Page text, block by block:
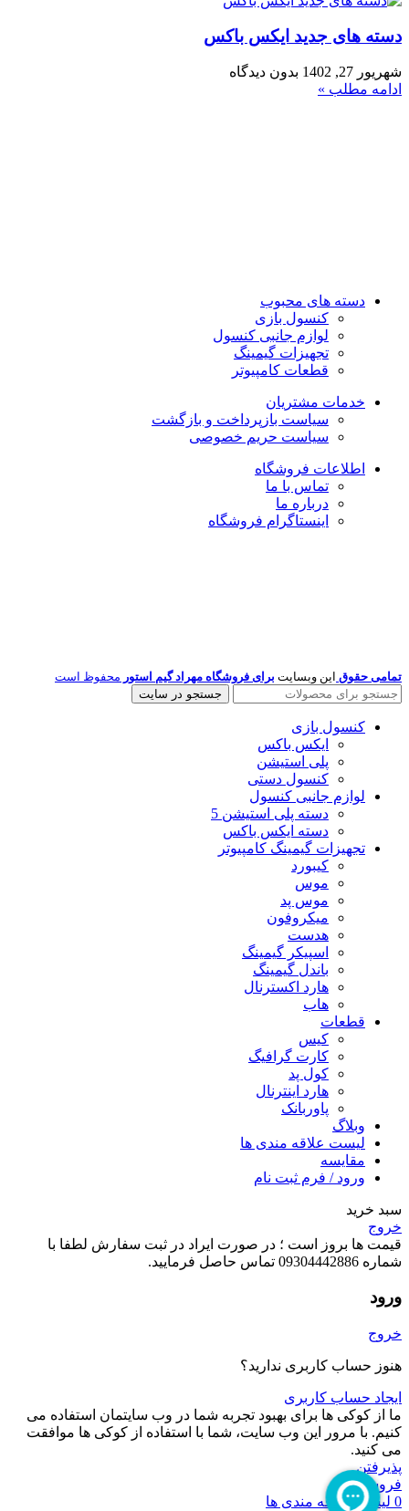
دسته های جدید ایکس باکس
شهریور 27, 1402
بدون دیدگاه
ادامه مطلب »
دسته های محبوب
کنسول بازی
لوازم جانبی کنسول
تجهیزات گیمینگ
قطعات کامپیوتر
خدمات مشتریان
سیاست بازپرداخت و بازگشت
سیاست حریم خصوصی
اطلاعات فروشگاه
تماس با ما
درباره ما
اینستاگرام فروشگاه
تمامی حقوق این وبسایت برای فروشگاه مهراد گیم استور محفوظ است
جستجو در سایت
کنسول بازی
ایکس باکس
پلی استیشن
کنسول دستی
لوازم جانبی کنسول
دسته پلی استیشن 5
دسته ایکس باکس
تجهیزات گیمینگ کامپیوتر
کیبورد
موس
موس پد
میکروفون
هدست
اسپیکر گیمینگ
باندل گیمینگ
هارد اکسترنال
هاب
قطعات
کیس
کارت گرافیگ
کول پد
هارد اینترنال
پاوربانک
وبلاگ
لیست علاقه مندی ها
مقایسه
ورود / فرم ثبت نام
سبد خرید
خروج
قیمت ها بروز است ؛ در صورت ایراد در ثبت سفارش لطفا با
شماره 09304442886 تماس حاصل فرمایید.
ورود
خروج
هنوز حساب کاربری ندارید؟
ایجاد حساب کاربری
ما از کوکی ها برای بهبود تجربه شما در وب سایتمان استفاده می
کنیم. با مرور این وب سایت، شما با استفاده از کوکی ها موافقت
می کنید.
پذیرفتن
فروشگاه
0 لیست علاقه مندی ها